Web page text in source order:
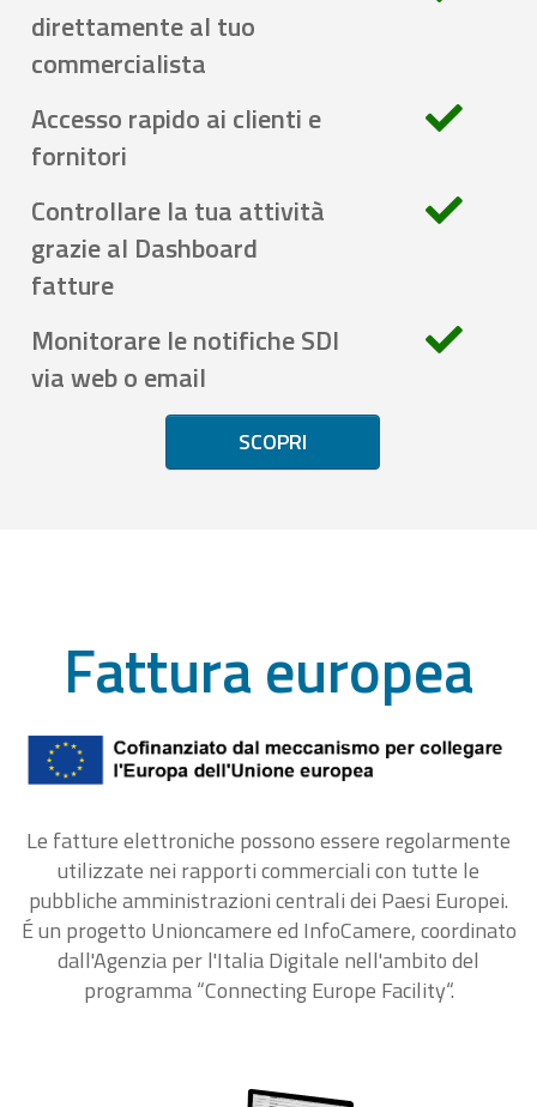
direttamente al tuo
commercialista
Accesso rapido ai clienti e
fornitori
Controllare la tua attività
grazie al Dashboard
fatture
Monitorare le notifiche SDI
via web o email
SCOPRI
Fattura europea
Le fatture elettroniche possono essere regolarmente
utilizzate nei rapporti commerciali con tutte le
pubbliche amministrazioni centrali dei Paesi Europei.
É un progetto Unioncamere ed InfoCamere, coordinato
dall'Agenzia per l'Italia Digitale nell'ambito del
programma “Connecting Europe Facility“.